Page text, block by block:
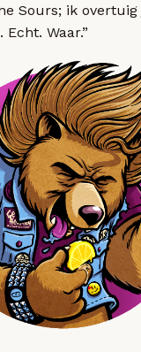
Sours; ik
Echt. Waar.”